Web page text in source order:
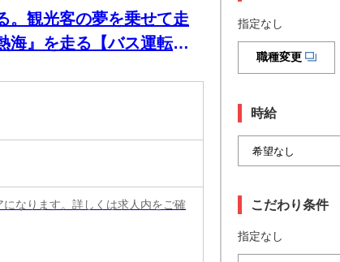
。観光客の夢を乗せて走
』を走る【バス運転
なります。詳しくは求人内をご確
指定なし
職種変更
時給
こだわり条件
指定なし